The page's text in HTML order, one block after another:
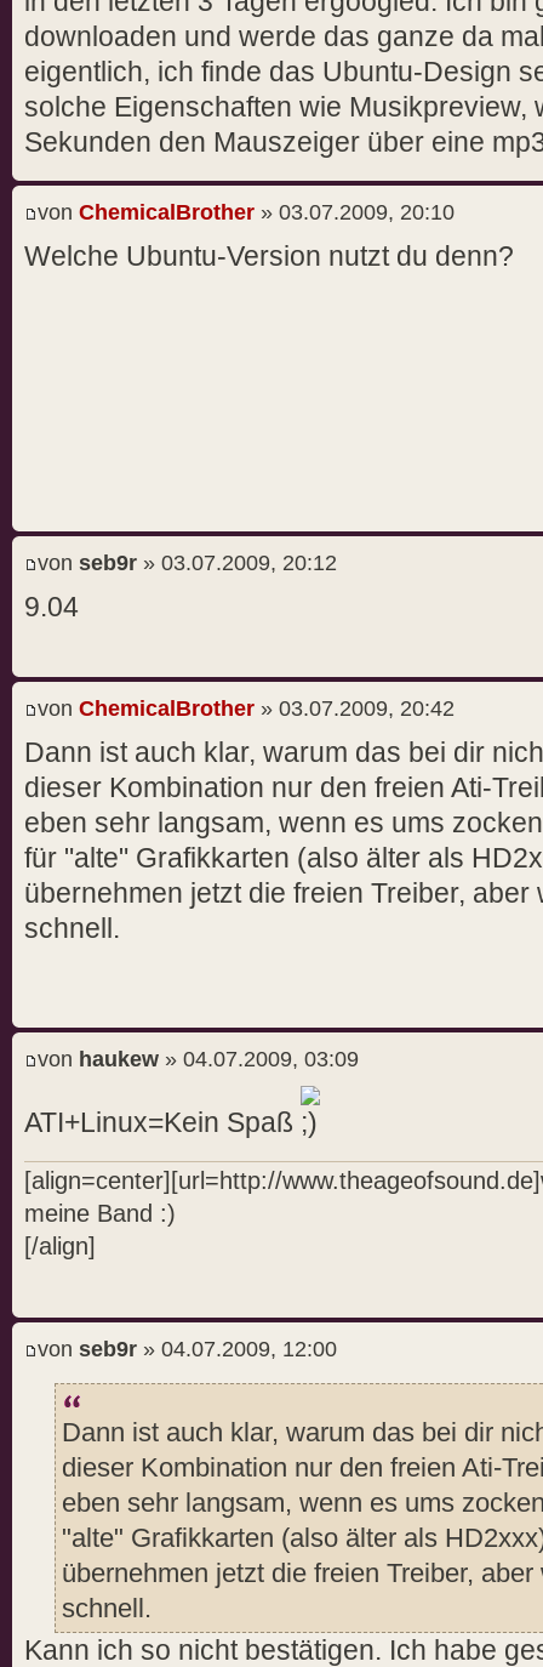
downloaden und werde das ganze da
eigentlich, ich finde das Ubuntu-Design
solche Eigenschaften wie Musikpreview,
Sekunden den Mauszeiger über eine
von ChemicalBrother » 03.07.2009, 20:10
Welche Ubuntu-Version nutzt du denn?
von seb9r » 03.07.2009, 20:12
9.04
von ChemicalBrother » 03.07.2009, 20:42
Dann ist auch klar, warum das bei dir
dieser Kombination nur den freien Ati-
eben sehr langsam, wenn es ums
für "alte" Grafikkarten (also älter als
übernehmen jetzt die freien Treiber,
schnell.
von haukew » 04.07.2009, 03:09
ATI+Linux=Kein Spaß
[align=center][url=http://
meine Band :)
[/align]
von seb9r » 04.07.2009, 12:00
Dann ist auch klar, warum das bei dir
dieser Kombination nur den freien Ati-
eben sehr langsam, wenn es ums
"alte" Grafikkarten (also älter als
übernehmen jetzt die freien Treiber,
schnell.
Kann ich so nicht bestätigen. Ich habe